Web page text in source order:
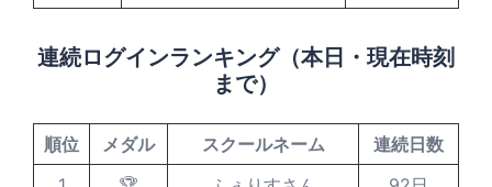
連続ログインランキング（本日・現在時刻
まで）
順位 メダル スクールネーム
連続日数